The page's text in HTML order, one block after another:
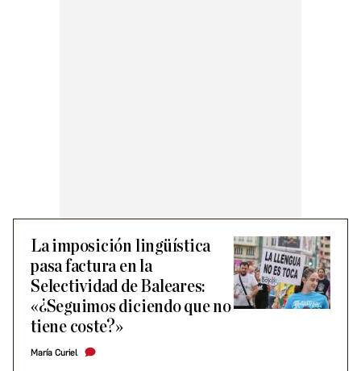
La imposición lingüística
pasa factura en la
Selectividad de Baleares:
«¿Seguimos diciendo que no
tiene coste?»
María Curiel